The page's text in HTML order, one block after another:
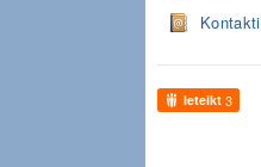
Kontakti
Ieteikt 3